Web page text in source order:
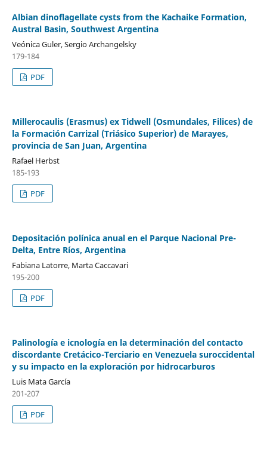
Albian dinoflagellate cysts from the Kachaike Formation,
Austral Basin, Southwest Argentina
Veónica Guler, Sergio Archangelsky
179-184
PDF
Millerocaulis (Erasmus) ex Tidwell (Osmundales, Filices) de
la Formación Carrizal (Triásico Superior) de Marayes,
provincia de San Juan, Argentina
Rafael Herbst
185-193
PDF
Depositación polínica anual en el Parque Nacional Pre-
Delta, Entre Ríos, Argentina
Fabiana Latorre, Marta Caccavari
195-200
PDF
Palinología e icnología en la determinación del contacto
discordante Cretácico-Terciario en Venezuela suroccidental
y su impacto en la exploración por hidrocarburos
Luis Mata García
201-207
PDF